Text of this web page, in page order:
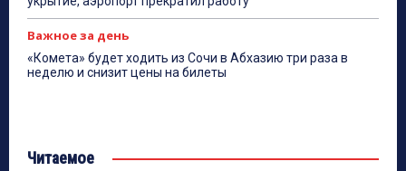
Важное за день
«Комета» будет ходить из Сочи в Абхазию три раза в
неделю и снизит цены на билеты
Читаемое